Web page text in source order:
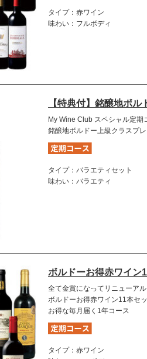
タイプ：赤ワイン
味わい：フルボディ
【特典付】銘醸地ボ
My Wine Club スペシャル定期
銘醸地ボルドー上級クラスプ
タイプ：バラエティセット
味わい：バラエティ
ボルドーお得赤ワイ
全て金賞になってリニューア
ボルドーお得赤ワイン11本セ
お得な毎月届く1年コース
タイプ：赤ワイン